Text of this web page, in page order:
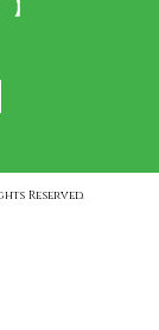
Reserved.